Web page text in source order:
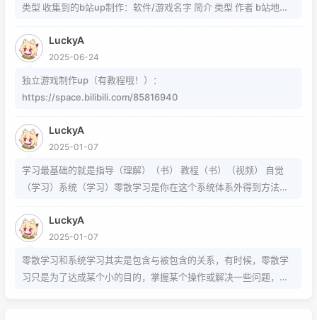
word中的Cambria Math和Helvetica字体弄出来的 但经过试验发
的就不需要我教了 上标:sup 下标:sub 上标:上标文字 下标:下标文字
当然网页中就需要代码了
类型 收集到的b站up制作：软件/游戏名字 简介 类型 作者 b站地址
LuckyA
2025-06-24
独立游戏制作up（有教程哦！）：
https://space.bilibili.com/85816940
LuckyA
2025-01-07
学习最基础的就是指导（理解）（书） 教程（书）（视频） 自觉
（学习）系统（学习）零散学习是你在这个系统体系外得到方法的
LuckyA
2025-01-07
零散学习和系统学习其实是包含与被包含的关系，有时候，零散学
习只是为了达成某个小的目的，掌握某个操作或解决一些问题，而